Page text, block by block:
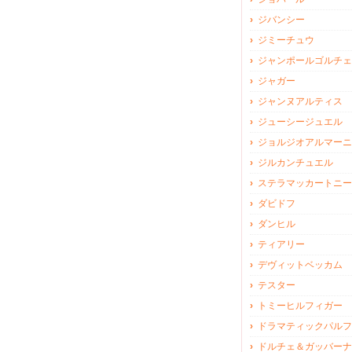
ジバンシー
ジミーチュウ
ジャンポールゴルチェ
ジャガー
ジャンヌアルティス
ジューシージュエル
ジョルジオアルマーニ
ジルカンチュエル
ステラマッカートニー
ダビドフ
ダンヒル
ティアリー
デヴィットベッカム
テスター
トミーヒルフィガー
ドラマティックパル
ドルチェ＆ガッバーナ